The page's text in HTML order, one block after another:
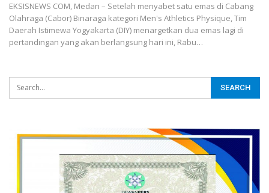
EKSISNEWS COM, Medan – Setelah menyabet satu emas di Cabang
Olahraga (Cabor) Binaraga kategori Men's Athletics Physique, Tim
Daerah Istimewa Yogyakarta (DIY) menargetkan dua emas lagi di
pertandingan yang akan berlangsung hari ini, Rabu…